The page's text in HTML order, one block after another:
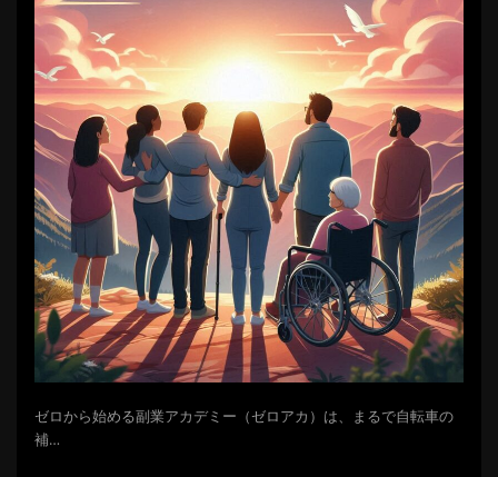
ゼロから始める副業アカデミー（ゼロアカ）は、まるで自転車の
補…